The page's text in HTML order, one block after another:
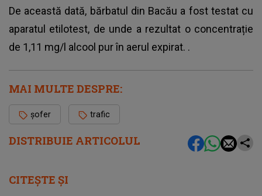
DISTRIBUIE ARTICOLUL
De această dată, bărbatul din Bacău a fost testat cu
aparatul etilotest, de unde a rezultat o concentrație
de 1,11 mg/l alcool pur în aerul expirat. .
MAI MULTE DESPRE:
șofer trafic
CITEȘTE ȘI